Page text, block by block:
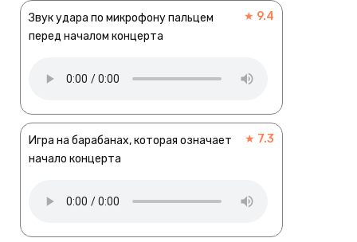
Звук удара по микрофону пальцем
перед началом концерта
★ 9.4
Игра на барабанах, которая означает
начало концерта
★ 7.3